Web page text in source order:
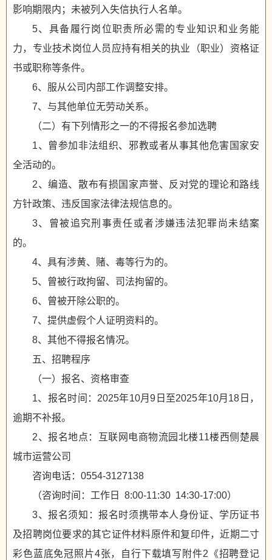
影响期限内；未被列入失信执行人名单。
5、具备履行岗位职责所必需的专业知识和业务能
力，专业技术岗位人员应持有相关的执业（职业）资格证
书或职称等条件。
6、服从公司内部工作调整安排。
7、与其他单位无劳动关系。
（二）有下列情形之一的不得报名参加选聘
1、曾参加非法组织、邪教或者从事其他危害国家安
全活动的。
2、编造、散布有损国家声誉、反对党的理论和路线
方针政策、违反国家法律法规信息的。
3、曾被追究刑事责任或者涉嫌违法犯罪尚未结案
的。
4、具有涉黄、赌、毒等行为的。
5、曾被行政拘留、司法拘留的。
6、曾被开除公职的。
7、提供虚假个人证明资料的。
8、其他不得报名情况。
五、招聘程序
（一）报名、资格审查
1、报名时间：2025年10月9日至2025年10月18日，
逾期不补报。
2、报名地点：互联网电商物流园北楼11楼西侧楚晨
城市运营公司
咨询电话：0554-3127138
（咨询时间：工作日 8:00-11:30 14:30-17:00）
3、报名须知：报名时须携带本人身份证、学历证书
及招聘岗位要求的其它证件材料原件和复印件，近期二寸
彩色蓝底免冠照片4张，自行下载填写附件2《招聘登记